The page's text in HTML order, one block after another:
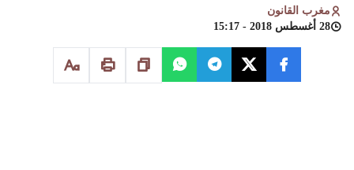
مغرب القانون
28 أغسطس 2018 - 15:17